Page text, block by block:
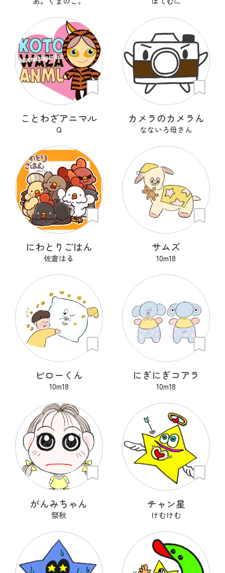
ことわざアニマル
Q
カメラのカメラん
なないろ母さん
にわとりごはん
佐倉はる
サムズ
10m18
ピローくん
10m18
にぎにぎコアラ
10m18
がんみちゃん
祭秋
チャン星
けむけむ